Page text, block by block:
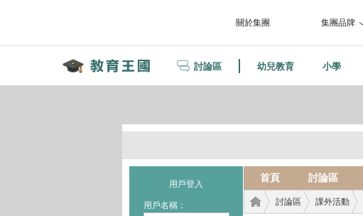
關於集團 集團品牌
討論區 幼兒教育 小學
用戶登入
用戶名稱：
首頁 討論區
討論區 課外活動